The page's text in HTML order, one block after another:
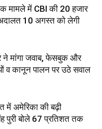
मामले में CBI की 20 हजार
अदालत 10 अगस्त को लेगी
ने मांगा जवाब, फेसबुक और
व कानून पालन पर उठे सवाल
में अमेरिका की बढ़ी
पुरी बोले 67 प्रतिशत तक